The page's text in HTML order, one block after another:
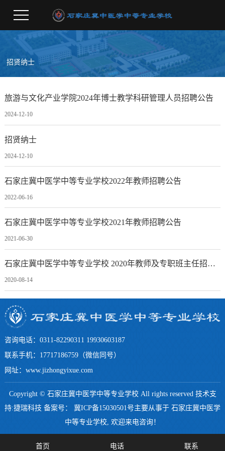
招贤纳士
旅游与文化产业学院2024年博士教学科研管理人员招聘公告
2024-12-10
招贤纳士
2024-12-10
石家庄冀中医学中等专业学校2022年教师招聘公告
2022-06-16
石家庄冀中医学中等专业学校2021年教师招聘公告
2021-06-30
石家庄冀中医学中等专业学校 2020年教师及专职班主任招聘公告
2020-08-14
咨询电话：0311-82290311 19930603187
联系手机：17717186759（微信同号）
网址：www.jizhongyixue.com
Copyright © 石家庄冀中医学中等专业学校 All rights reserved 技术支
持:捷瑞科技 备案号： 冀ICP备15030501号主要从事于 石家庄冀中医学
中等专业学校 , 欢迎来电咨询！
首页 电话 联系